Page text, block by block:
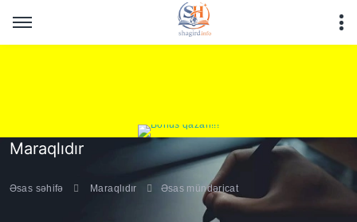
Maraqlıdır
Əsas səhifə Maraqlıdır Əsas mündəricat